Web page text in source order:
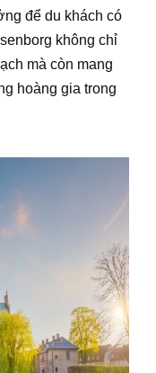
để du khách có
không chỉ
mà còn mang
hoàng gia trong